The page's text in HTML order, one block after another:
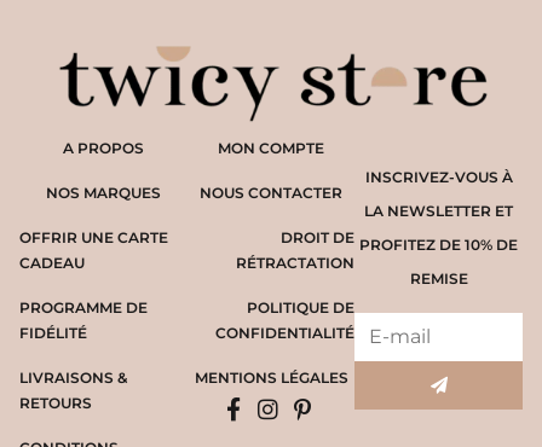
A PROPOS
NOS MARQUES
OFFRIR UNE CARTE
CADEAU
PROGRAMME DE
FIDÉLITÉ
LIVRAISONS &
RETOURS
INSCRIVEZ-VOUS À
LA NEWSLETTER ET
PROFITEZ DE 10% DE
REMISE
MON COMPTE
NOUS CONTACTER
DROIT DE
RÉTRACTATION
POLITIQUE DE
CONFIDENTIALITÉ
MENTIONS LÉGALES